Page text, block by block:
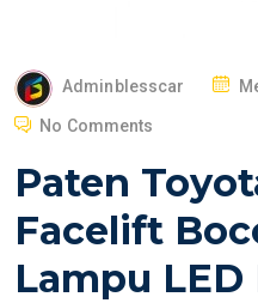
Adminblesscar
P
T
D
O
No Comments
Paten
Facelift
Lampu